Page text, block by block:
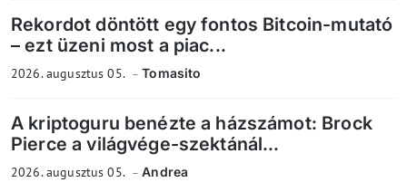
Rekordot döntött egy fontos Bitcoin-mutató
– ezt üzeni most a piac...
2026. augusztus 05. Tomasito
A kriptoguru benézte a házszámot: Brock
Pierce a világvége-szektánál...
2026. augusztus 05. Andrea